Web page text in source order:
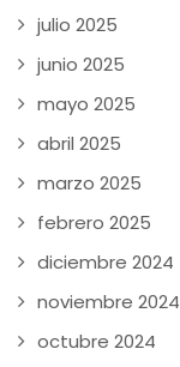
julio 2025
junio 2025
mayo 2025
abril 2025
marzo 2025
febrero 2025
diciembre 2024
noviembre 2024
octubre 2024